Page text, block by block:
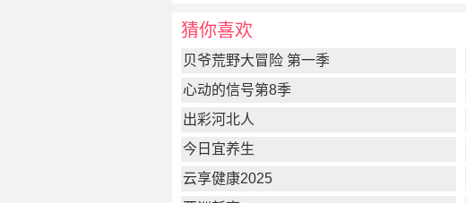
猜你喜欢
贝爷荒野大冒险 第一季
心动的信号第8季
出彩河北人
今日宜养生
云享健康2025